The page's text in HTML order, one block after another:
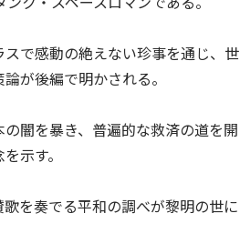
で感動の絶えない珍事を通じ、世
が後編で明かされる。
闇を暴き、普遍的な救済の道を開
示す。
を奏でる平和の調べが黎明の世に